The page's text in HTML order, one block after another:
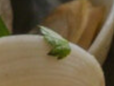
Technique et Fonctionnel
Ce site Web utilise ses propres
d'améliorer nos services. Si vous
L'utilisateur a la possibilité de
empêcher leur installation sur son
telle action peut entraîner des